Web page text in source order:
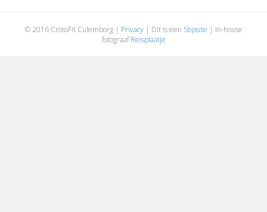
© 2016 CrossFit Culemborg | Privacy| Dit is een Stipsite | In-house
fotograafReisplaatje